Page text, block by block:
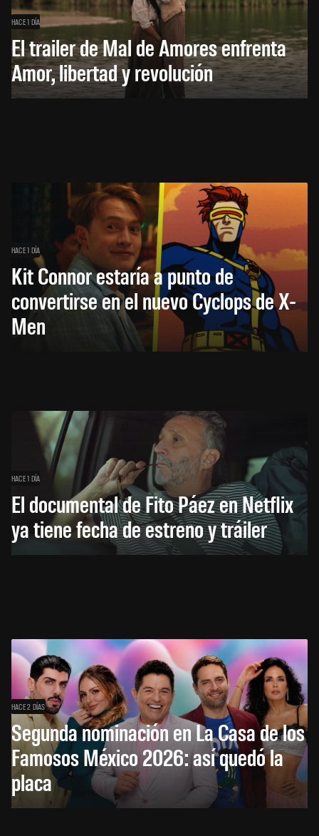
HACE 1 DÍA
El trailer de Mal de Amores enfrenta
Amor, libertad y revolución
HACE 1 DÍA
Kit Connor estaría a punto de
convertirse en el nuevo Cyclops de X-
Men
HACE 1 DÍA
El documental de Fito Páez en Netflix
ya tiene fecha de estreno y tráiler
HACE 2 DÍAS
Segunda nominación en La Casa de los
Famosos México 2026: así quedó la
placa